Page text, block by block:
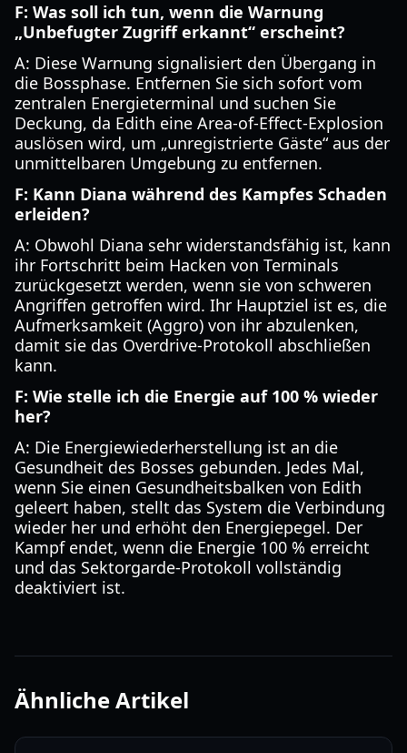
F: Was soll ich tun, wenn die Warnung
„Unbefugter Zugriff erkannt“ erscheint?
A: Diese Warnung signalisiert den Übergang in
die Bossphase. Entfernen Sie sich sofort vom
zentralen Energieterminal und suchen Sie
Deckung, da Edith eine Area-of-Effect-Explosion
auslösen wird, um „unregistrierte Gäste“ aus der
unmittelbaren Umgebung zu entfernen.
F: Kann Diana während des Kampfes Schaden
erleiden?
A: Obwohl Diana sehr widerstandsfähig ist, kann
ihr Fortschritt beim Hacken von Terminals
zurückgesetzt werden, wenn sie von schweren
Angriffen getroffen wird. Ihr Hauptziel ist es, die
Aufmerksamkeit (Aggro) von ihr abzulenken,
damit sie das Overdrive-Protokoll abschließen
kann.
F: Wie stelle ich die Energie auf 100 % wieder
her?
A: Die Energiewiederherstellung ist an die
Gesundheit des Bosses gebunden. Jedes Mal,
wenn Sie einen Gesundheitsbalken von Edith
geleert haben, stellt das System die Verbindung
wieder her und erhöht den Energiepegel. Der
Kampf endet, wenn die Energie 100 % erreicht
und das Sektorgarde-Protokoll vollständig
deaktiviert ist.
Ähnliche Artikel